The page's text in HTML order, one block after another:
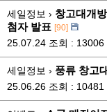
세일정보 › 창고대개
첨자 발표 [90]
25.07.24 조회 : 13006
세일정보 › 풍류 창고
25.06.26 조회 : 10481